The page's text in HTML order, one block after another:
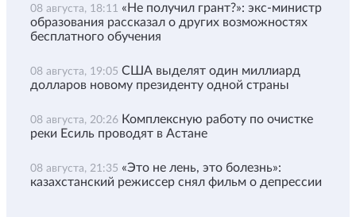
08 августа, 18:11 «Не получил грант?»: экс-министр
образования рассказал о других возможностях
бесплатного обучения
08 августа, 19:05 США выделят один миллиард
долларов новому президенту одной страны
08 августа, 20:26 Комплексную работу по очистке
реки Есиль проводят в Астане
08 августа, 21:35 «Это не лень, это болезнь»:
казахстанский режиссер снял фильм о депрессии